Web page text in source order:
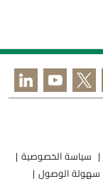
سياسة الخصوصية
سهولة الوصول